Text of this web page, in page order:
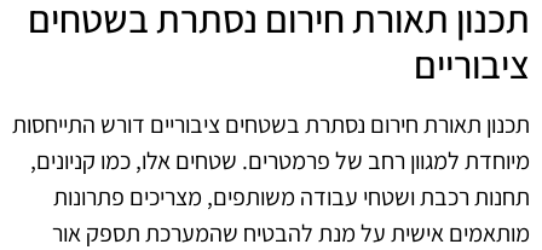
תכנון תאורת חירום נסתרת בשטחים
ציבוריים
תכנון תאורת חירום נסתרת בשטחים ציבוריים דורש התייחסות
מיוחדת למגוון רחב של פרמטרים. שטחים אלו, כמו קניונים,
תחנות רכבת ושטחי עבודה משותפים, מצריכים פתרונות
מותאמים אישית על מנת להבטיח שהמערכת תספק אור